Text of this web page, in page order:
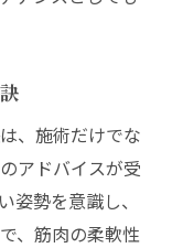
、施術だけでな
アドバイスが受
姿勢を意識し、
、筋肉の柔軟性